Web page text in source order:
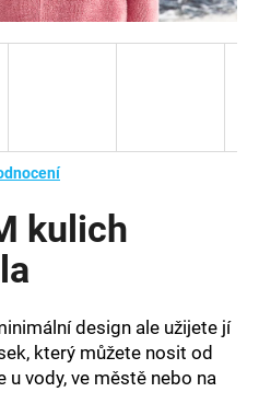
kulich
design ale užijete jí
který můžete nosit od
vody, ve městě nebo na